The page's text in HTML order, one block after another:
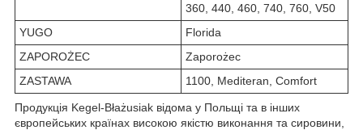
360, 440, 460, 740, 760, V50
YUGO
Florida
ZAPOROŻEC
Zaporożec
ZASTAWA
1100, Mediteran, Comfort
Продукція Kegel-Błażusiak відома у Польщі та в інших
європейських країнах високою якістю виконання та сировини,